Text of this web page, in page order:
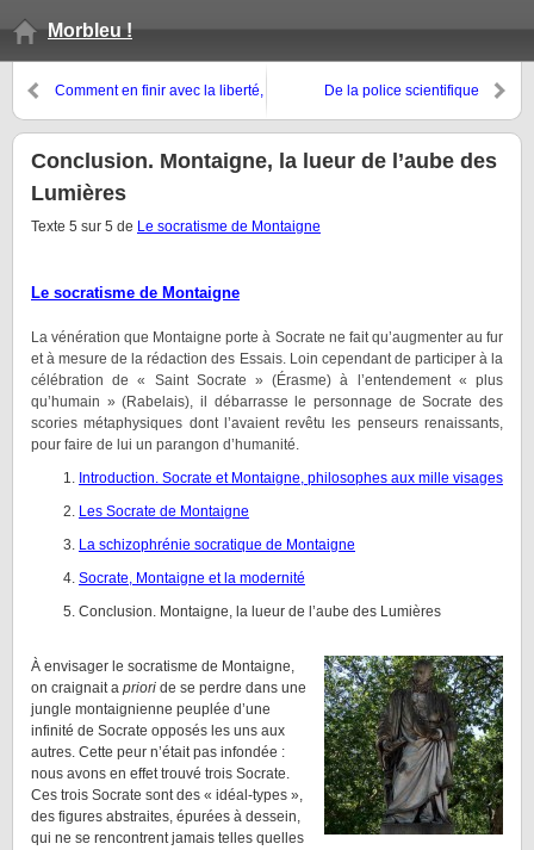
Morbleu !
Comment en finir avec la liberté,
certain embonpoint
De la police scientifique
Conclusion. Montaigne, la lueur de l’aube des
Lumières
Texte 5 sur 5 de Le socratisme de Montaigne
Le socratisme de Montaigne
La vénération que Montaigne porte à Socrate ne fait qu’augmenter au fur
et à mesure de la rédaction des Essais. Loin cependant de participer à la
célébration de « Saint Socrate » (Érasme) à l’entendement « plus
qu’humain » (Rabelais), il débarrasse le personnage de Socrate des
scories métaphysiques dont l’avaient revêtu les penseurs renaissants,
pour faire de lui un parangon d’humanité.
Introduction. Socrate et Montaigne, philosophes aux mille visages
Les Socrate de Montaigne
La schizophrénie socratique de Montaigne
Socrate, Montaigne et la modernité
Conclusion. Montaigne, la lueur de l’aube des Lumières
À envisager le socratisme de Montaigne,
on craignait a priori de se perdre dans une
jungle montaignienne peuplée d’une
infinité de Socrate opposés les uns aux
autres. Cette peur n’était pas infondée :
nous avons en effet trouvé trois Socrate.
Ces trois Socrate sont des « idéal-types »,
des figures abstraites, épurées à dessein,
qui ne se rencontrent jamais telles quelles